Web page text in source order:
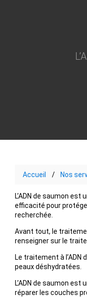
Accueil Nos
L’ADN de saumon
efficacité pour
recherchée.
Avant tout, le
renseigner sur le
Le traitement à
peaux déshydratées.
L’ADN de saumon
réparer les couches